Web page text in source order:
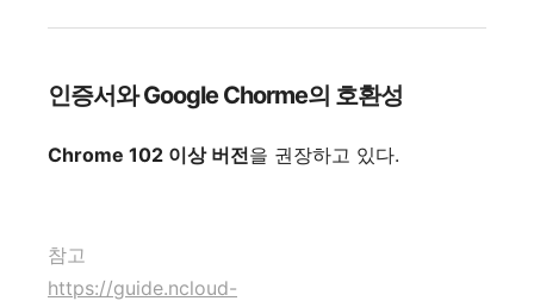
인증서와 Google Chorme의 호환성
Chrome 102 이상 버전을 권장하고 있다.
참고
https://guide.ncloud-